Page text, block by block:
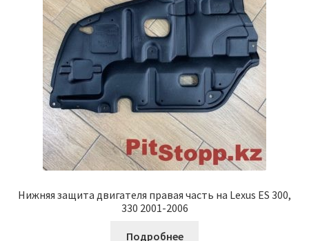
Нижняя защита двигателя правая часть на Lexus ES 300,
330 2001-2006
Подробнее